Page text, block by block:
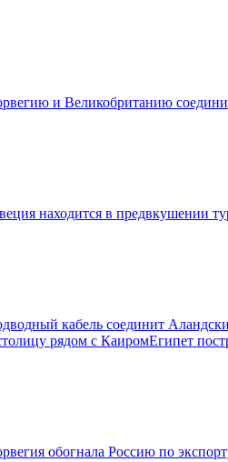
и Великобританию
находится в предвкушении
кабель соединит
Египет
обогнала Россию по